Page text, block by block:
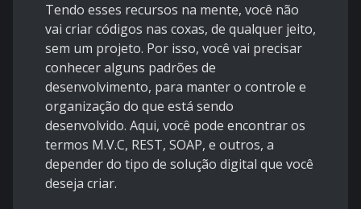
Tendo esses recursos na mente, você não
vai criar códigos nas coxas, de qualquer jeito,
sem um projeto. Por isso, você vai precisar
conhecer alguns padrões de
desenvolvimento, para manter o controle e
organização do que está sendo
desenvolvido. Aqui, você pode encontrar os
termos M.V.C, REST, SOAP, e outros, a
depender do tipo de solução digital que você
deseja criar.